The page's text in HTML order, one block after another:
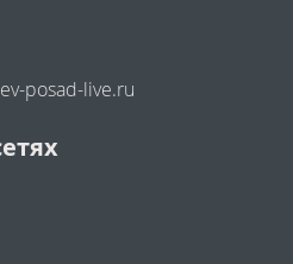
posad-live.ru